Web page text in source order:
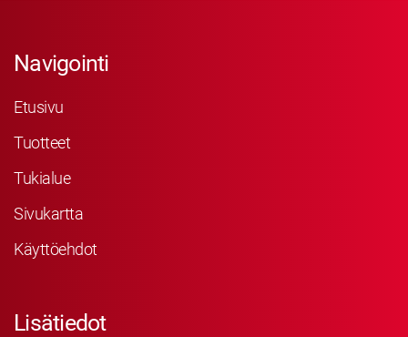
Navigointi
Etusivu
Tuotteet
Tukialue
Sivukartta
Käyttöehdot
Lisätiedot